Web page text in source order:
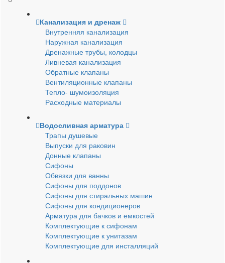
Канализация и дренаж
Внутренняя канализация
Наружная канализация
Дренажные трубы, колодцы
Ливневая канализация
Обратные клапаны
Вентиляционные клапаны
Тепло- шумоизоляция
Расходные материалы
Водосливная арматура
Трапы душевые
Выпуски для раковин
Донные клапаны
Сифоны
Обвязки для ванны
Сифоны для поддонов
Сифоны для стиральных машин
Сифоны для кондиционеров
Арматура для бачков и емкостей
Комплектующие к сифонам
Комплектующие к унитазам
Комплектующие для инсталляций